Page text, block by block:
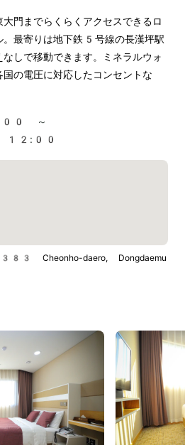
門までらくらくアクセスできるロ
。最寄りは地下鉄5号線の長漢坪駅
しで移動できます。ミネラルウォ
の電圧に対応したコンセントな
～
12:00
Cheonho-daero, Dongdaemu